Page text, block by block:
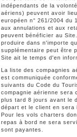
indépendants de la
aériens) peuvent avoir
européen n° 261/2004 du
aux annulations et aux
peuvent bénéficier au
produire dans n'importe
supplémentaire peut être
Site ait le temps d'en
La liste des compagnies
est communiquée
suivants du Code du
compagnie aérienne sera
plus tard 8 jours avant le
départ et le client en sera
Pour les vols charters
repas à bord ne sera
sont payantes.